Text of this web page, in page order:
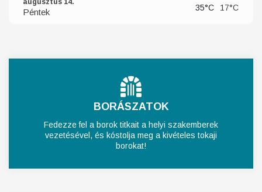
augusztus 14.
Péntek 35°C 17°C
BORÁSZATOK
Fedezze fel a borok titkait a helyi szakemberek
vezetésével, és kóstolja meg a kivételes tokaji
borokat!